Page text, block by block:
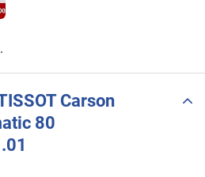
Carson
80